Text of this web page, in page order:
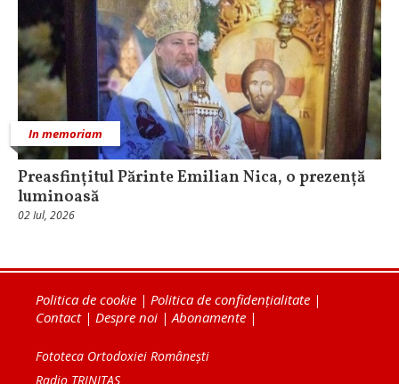
In memoriam
Preasfințitul Părinte Emilian Nica, o prezență
luminoasă
02 Iul, 2026
Politica de cookie | Politica de confidențialitate |
Contact| Despre noi |Abonamente |
Fototeca Ortodoxiei Românești
Radio TRINITAS